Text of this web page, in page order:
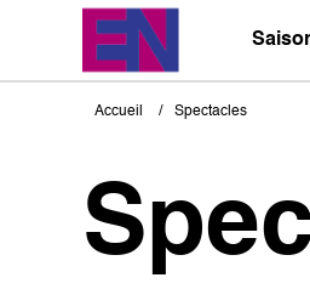
Fil
Accueil Spectacles